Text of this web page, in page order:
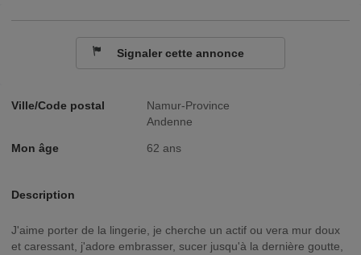
Ville/Code postal
Namur-Province
Andenne
Mon âge 62 ans
Description
J'aime porter de la lingerie, je cherche un actif ou vera mur doux
et caressant, j'adore embrasser, sucer jusqu'à la dernière goutte,
Signaler cette annonce